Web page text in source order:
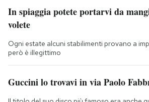
In spiaggia potete portarvi da
volete
Ogni estate alcuni stabilimenti provano a
però è illegittimo
Guccini lo trovavi in via Paolo